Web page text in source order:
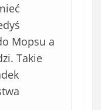
Mopsu a
Takie